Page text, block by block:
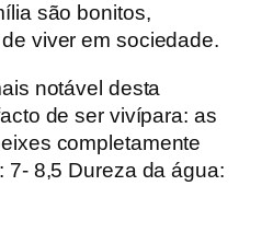
são bonitos,
viver em sociedade.
notável desta
de ser vivípara: as
completamente
7- 8,5 Dureza da água: